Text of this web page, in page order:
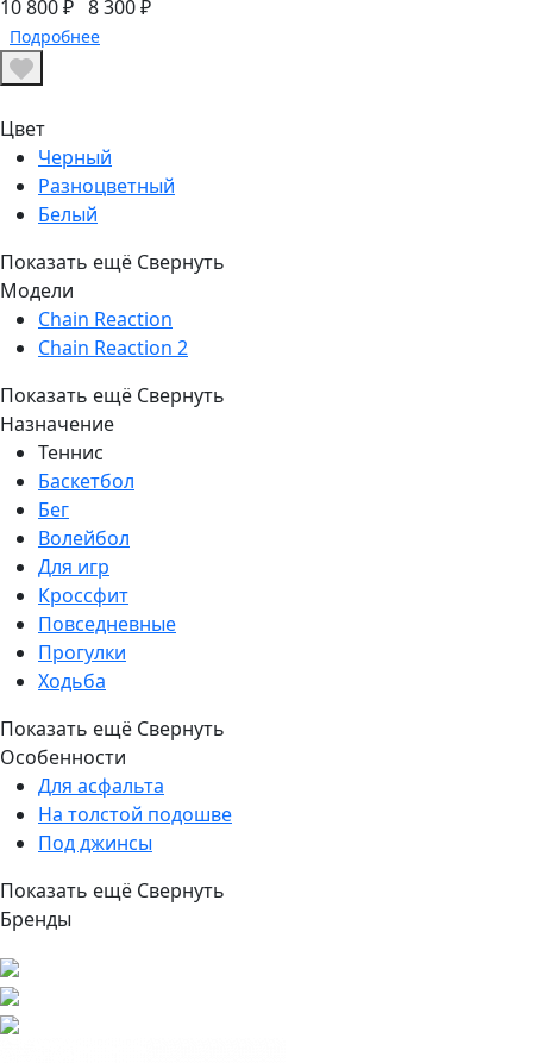
10 800 ₽ 8 300 ₽
Подробнее
Цвет
Черный
Разноцветный
Белый
Показать ещё Свернуть
Модели
Chain Reaction
Chain Reaction 2
Показать ещё Свернуть
Назначение
Теннис
Баскетбол
Бег
Волейбол
Для игр
Кроссфит
Повседневные
Прогулки
Ходьба
Показать ещё Свернуть
Особенности
Для асфальта
На толстой подошве
Под джинсы
Показать ещё Свернуть
Бренды